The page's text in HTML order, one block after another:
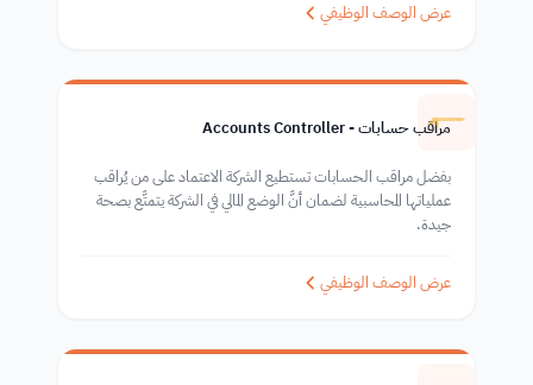
عرض الوصف الوظيفي
مراقب حسابات - Accounts Controller
بفضل مراقب الحسابات تستطيع الشركة الاعتماد على من يُراقب
عملياتها المحاسبية لضمان أنَّ الوضع المالي في الشركة يتمتَّع بصحة
جيدة.
عرض الوصف الوظيفي